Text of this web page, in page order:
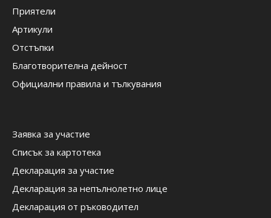
Приятели
Артикули
Отстъпки
Благотворителна дейност
Официални правила и тълкувания
Заявка за участие
Списък за картотека
Декларация за участие
Декларация за непълнолетно лице
Декларация от ръководител